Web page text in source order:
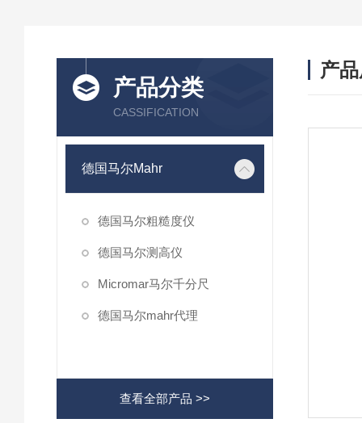
产品分类
CASSIFICATION
德国马尔Mahr
德国马尔粗糙度仪
德国马尔测高仪
Micromar马尔千分尺
德国马尔mahr代理
查看全部产品 >>
产